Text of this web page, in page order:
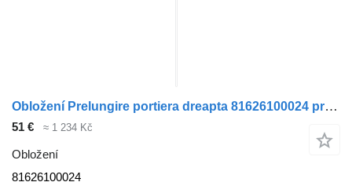
Obložení Prelungire portiera dreapta 81626100024 pro tahače MAN TGX
51 € ≈ 1 234 Kč
Obložení
81626100024